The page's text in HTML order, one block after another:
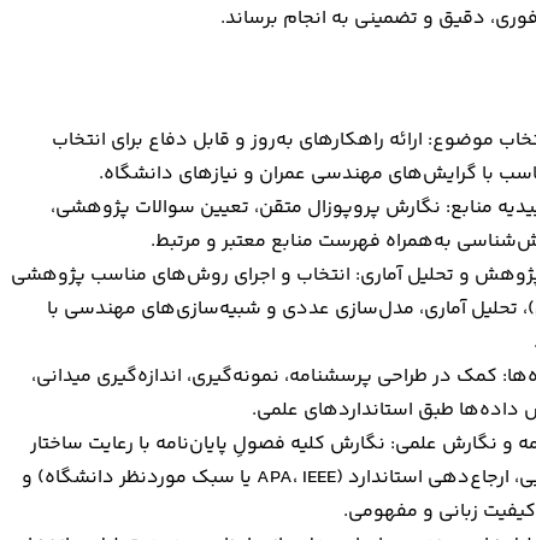
دقیق و تضمینی به انجام برساند.
موضوع: ارائه راهکارهای به‌روز و قابل دفاع برای انتخاب
با گرایش‌های مهندسی عمران و نیازهای دانشگاه.
منابع: نگارش پروپوزال متقن، تعیین سوالات پژوهشی،
به‌همراه فهرست منابع معتبر و مرتبط.
و تحلیل آماری: انتخاب و اجرای روش‌های مناسب پژوهشی
تحلیل آماری، مدل‌سازی عددی و شبیه‌سازی‌های مهندسی با
کمک در طراحی پرسشنامه، نمونه‌گیری، اندازه‌گیری میدانی،
داده‌ها طبق استانداردهای علمی.
و نگارش علمی: نگارش کلیه فصولِ پایان‌نامه با رعایت ساختار
علمی، انسجام محتوایی، ارجاع‌دهی استاندارد (APA، IEEE یا سبک موردنظر دانشگاه) و
کیفیت زبانی و مفهومی.